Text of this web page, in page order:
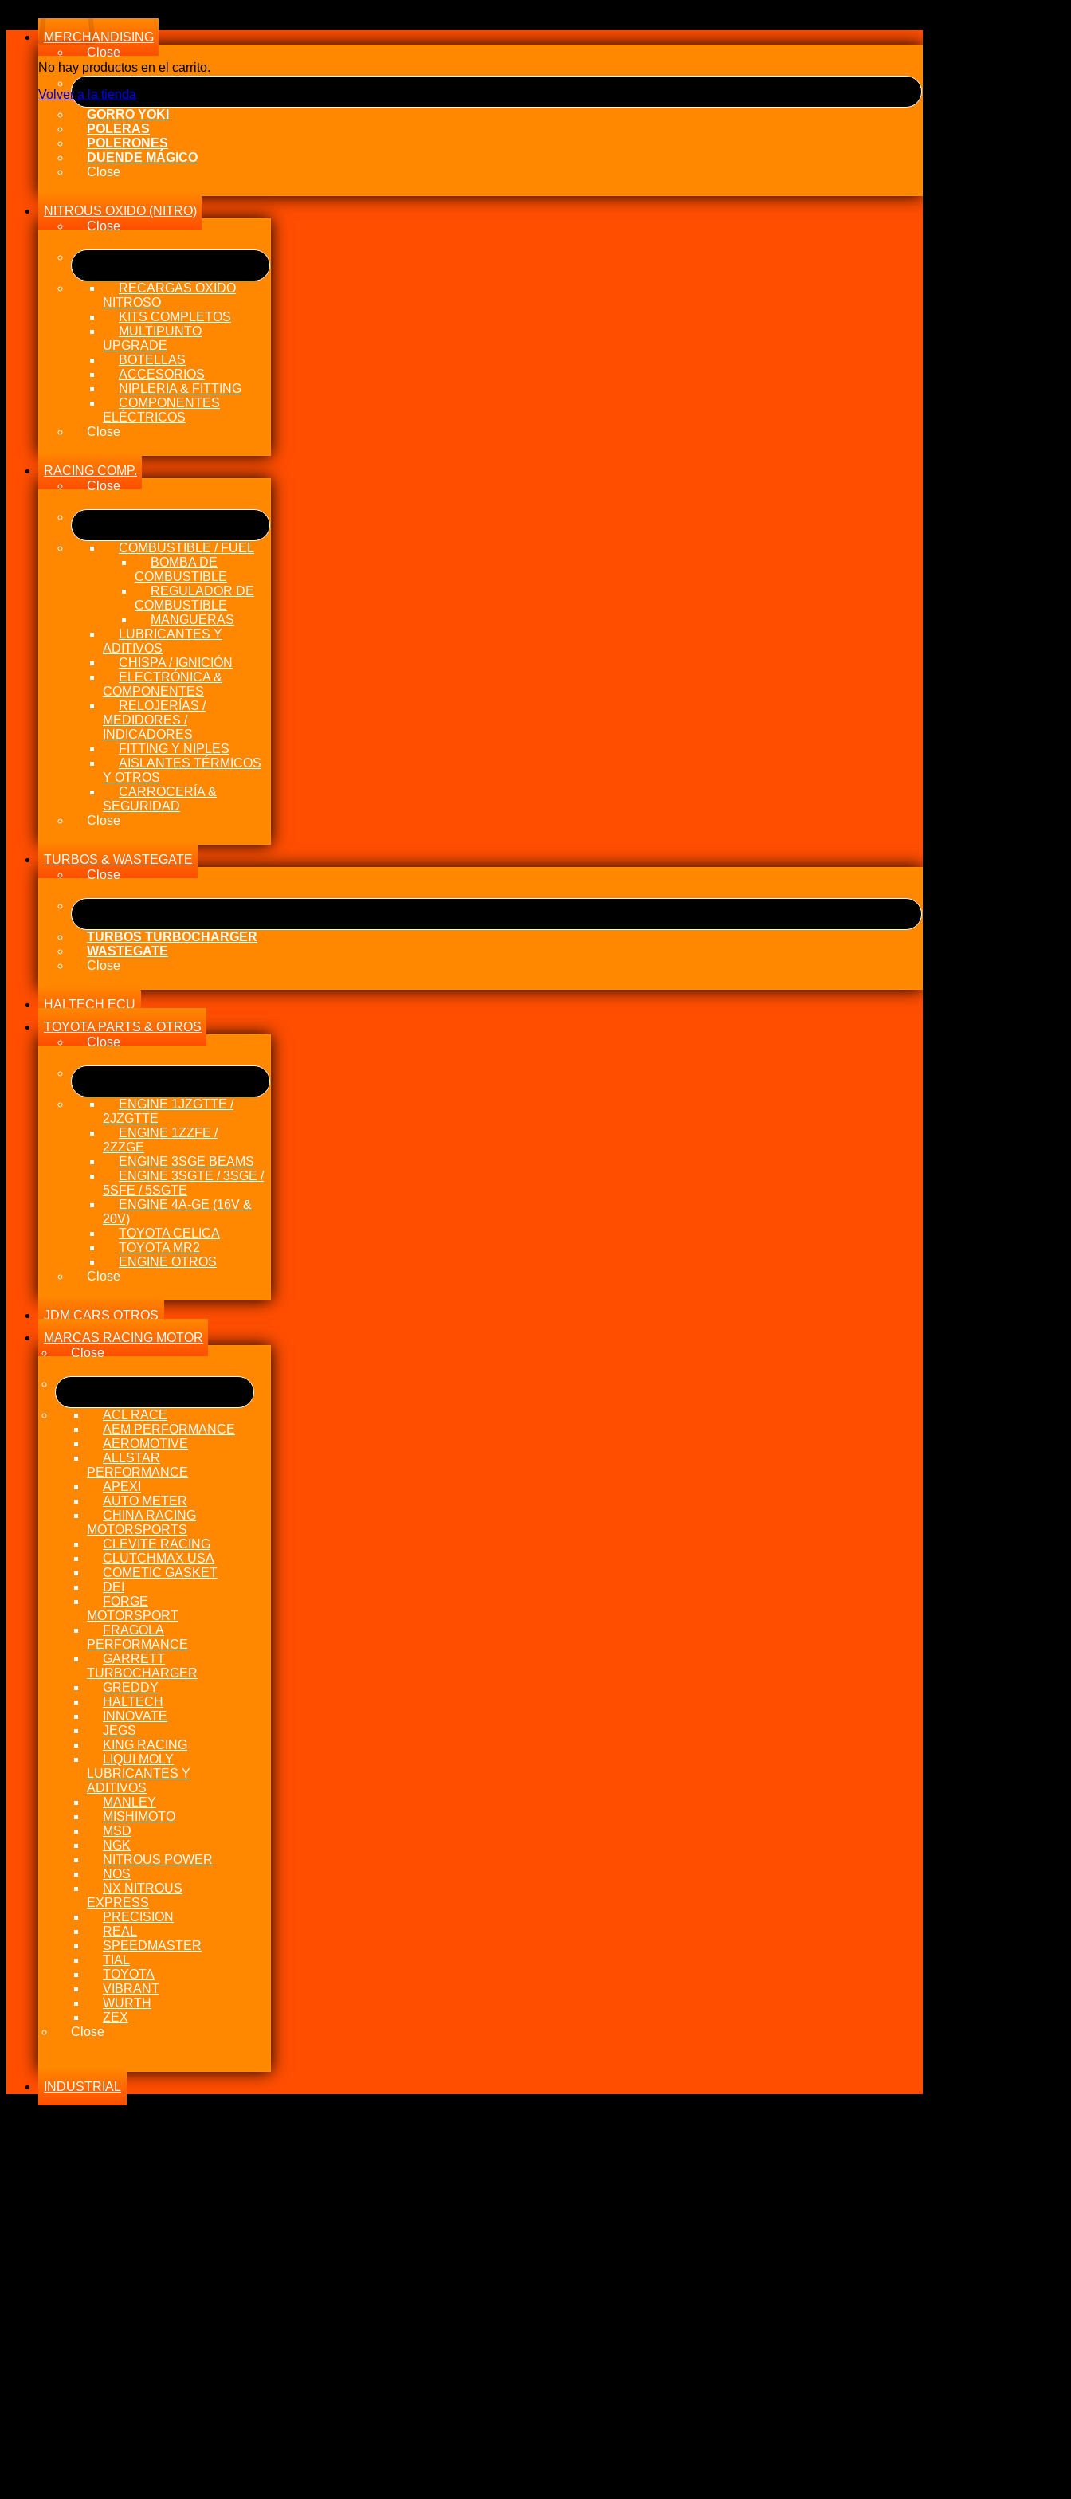
No hay productos en el carrito.
Volver a la tienda
MERCHANDISING
Close
GORRO YOKI
POLERAS
POLERONES
DUENDE MÁGICO
Close
NITROUS OXIDO (NITRO)
Close
RECARGAS OXIDO
NITROSO
KITS COMPLETOS
MULTIPUNTO
UPGRADE
BOTELLAS
ACCESORIOS
NIPLERIA & FITTING
COMPONENTES
ELÉCTRICOS
Close
RACING COMP.
Close
COMBUSTIBLE / FUEL
BOMBA DE
COMBUSTIBLE
REGULADOR DE
COMBUSTIBLE
MANGUERAS
LUBRICANTES Y
ADITIVOS
CHISPA / IGNICIÓN
ELECTRÓNICA &
COMPONENTES
RELOJERÍAS /
MEDIDORES /
INDICADORES
FITTING Y NIPLES
AISLANTES TÉRMICOS
Y OTROS
CARROCERÍA &
SEGURIDAD
Close
TURBOS & WASTEGATE
Close
TURBOS TURBOCHARGER
WASTEGATE
Close
HALTECH ECU
TOYOTA PARTS & OTROS
Close
ENGINE 1JZGTTE /
2JZGTTE
ENGINE 1ZZFE /
2ZZGE
ENGINE 3SGE BEAMS
ENGINE 3SGTE / 3SGE /
5SFE / 5SGTE
ENGINE 4A-GE (16V &
20V)
TOYOTA CELICA
TOYOTA MR2
ENGINE OTROS
Close
JDM CARS OTROS
MARCAS RACING MOTOR
Close
ACL RACE
AEM PERFORMANCE
AEROMOTIVE
ALLSTAR
PERFORMANCE
APEXI
AUTO METER
CHINA RACING
MOTORSPORTS
CLEVITE RACING
CLUTCHMAX USA
COMETIC GASKET
DEI
FORGE
MOTORSPORT
FRAGOLA
PERFORMANCE
GARRETT
TURBOCHARGER
GREDDY
HALTECH
INNOVATE
JEGS
KING RACING
LIQUI MOLY
LUBRICANTES Y
ADITIVOS
MANLEY
MISHIMOTO
MSD
NGK
NITROUS POWER
NOS
NX NITROUS
EXPRESS
PRECISION
REAL
SPEEDMASTER
TIAL
TOYOTA
VIBRANT
WURTH
ZEX
Close
INDUSTRIAL